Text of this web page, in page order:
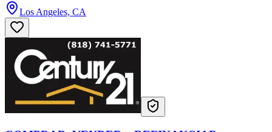
Los Angeles, CA